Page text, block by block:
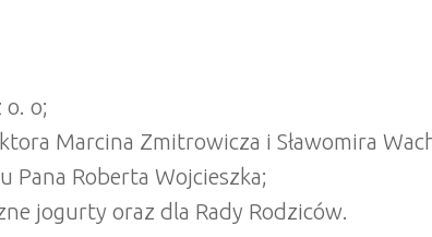
o;
Marcina Zmitrowicza i Sławomira
Pana Roberta Wojcieszka;
jogurty oraz dla Rady Rodziców.